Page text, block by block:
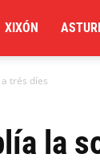
XIXÓN
trés díes
la